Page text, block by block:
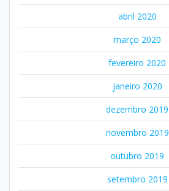
abril 2020
março 2020
fevereiro 2020
janeiro 2020
dezembro 2019
novembro 2019
outubro 2019
setembro 2019